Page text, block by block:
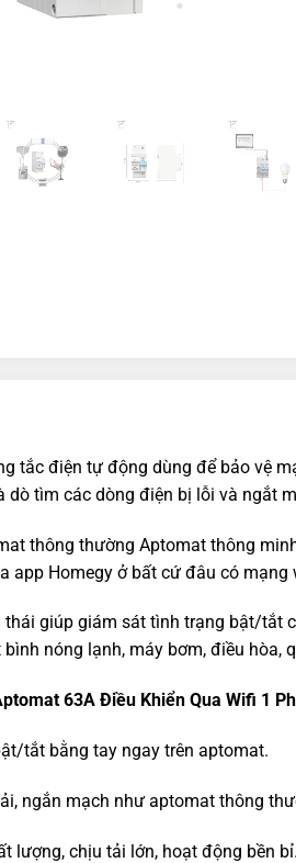
tắc điện tự động dùng để bảo vệ
dò tìm các dòng điện bị lỗi và ngắt
thông thường Aptomat thông
app Homegy ở bất cứ đâu có mạng
thái giúp giám sát tình trạng bật/tắt
nóng lạnh, máy bơm, điều hòa,
63A Điều Khiển Qua Wifi 1
tắt bằng tay ngay trên aptomat.
ngắn mạch như aptomat thông
lượng, chịu tải lớn, hoạt động bền bỉ.